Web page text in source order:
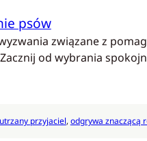
psów
związane z
od wybrania
przyjaciel, odgrywa znaczącą